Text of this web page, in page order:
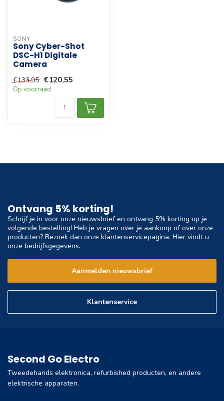
SONY
Sony Cyber-Shot
DSC-H1 Digitale
Camera
€133,95 €120,55
Op voorraad
Ontvang 5% korting!
Schrijf je in voor onze nieuwsbrief en ontvang 5% korting op je
volgende bestelling! Heb je vragen over je aankoop of over onze
producten? Bezoek dan onze klantenservicepagina. Hier vindt u
onze bedrijfsgegevens.
Aanmelden nieuwsbrief
Klantenservice
Second Go Electro
Tweedehands elektronica, refurbished producten, en andere
elektrische apparaten.